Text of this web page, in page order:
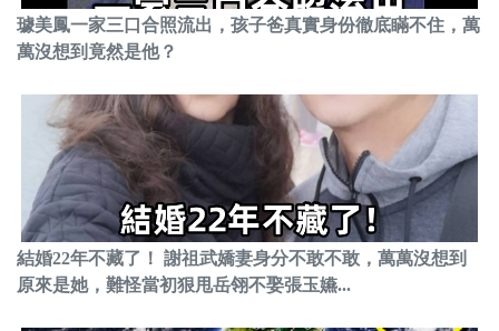
璩美鳳一家三口合照流出，孩子爸真實身份徹底瞞不住，萬
萬沒想到竟然是他？
結婚22年不藏了！ 謝祖武嬌妻身分不敢不敢，萬萬沒想到
原來是她，難怪當初狠甩岳翎不娶張玉嬿...